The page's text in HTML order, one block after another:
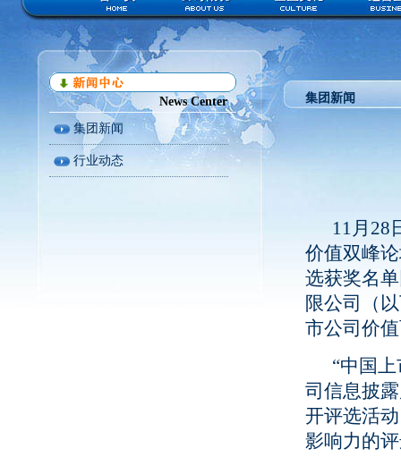
News Center
集团新闻
行业动态
集团新闻
11月28
价值双峰
选获奖名
限公司（
市公司价
“中国上
司信息披
开评选活
影响力的